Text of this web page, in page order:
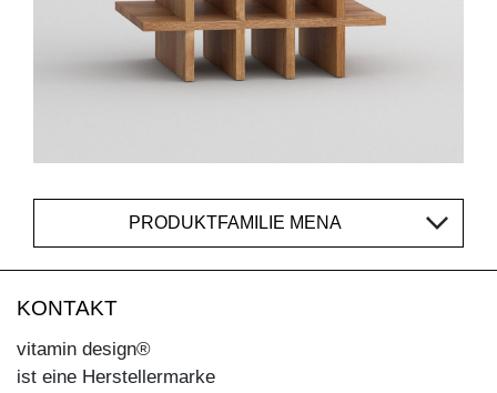
PRODUKTFAMILIE MENA
KONTAKT
vitamin design®
ist eine Herstellermarke